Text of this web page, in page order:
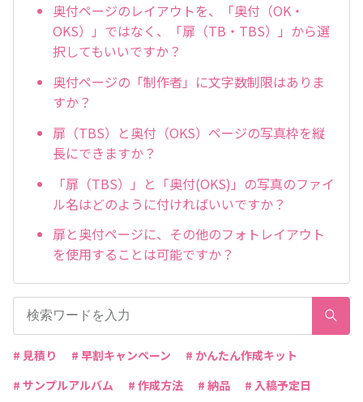
奥付ページのレイアウトを、「奥付（OK・
OKS）」ではなく、「扉（TB・TBS）」から選
択してもいいですか？
奥付ページの「制作者」に文字数制限はありま
すか？
扉（TBS）と奥付（OKS）ページの写真枠を縦
長にできますか？
「扉（TBS）」と「奥付(OKS)」の写真のファイ
ル名はどのように付ければいいですか？
扉と奥付ページに、その他のフォトレイアウト
を使用することは可能ですか？
# 見積り # 早割キャンペーン
# かんたん作成キット
# サンプルアルバム
# 作成方法 # 納品 # 入稿予定日